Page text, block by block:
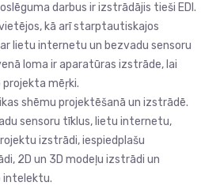
darbus ir izstrādājis tieši EDI.
kā arī starptautiskajos
lietu internetu un bezvadu sensoru
loma ir aparatūras izstrāde, lai
mēŗki.
shēmu projektēšanā un izstrādē.
sensoru tīklus, lietu internetu,
izstrādi, iespiedplašu
2D un 3D modeļu izstrādi un
intelektu.